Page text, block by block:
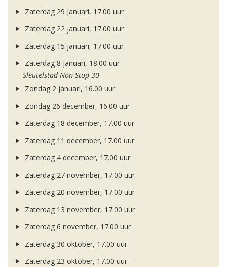
Zaterdag 29 januari, 17.00 uur
Zaterdag 22 januari, 17.00 uur
Zaterdag 15 januari, 17.00 uur
Zaterdag 8 januari, 18.00 uur
Sleutelstad Non-Stop 30
Zondag 2 januari, 16.00 uur
Zondag 26 december, 16.00 uur
Zaterdag 18 december, 17.00 uur
Zaterdag 11 december, 17.00 uur
Zaterdag 4 december, 17.00 uur
Zaterdag 27 november, 17.00 uur
Zaterdag 20 november, 17.00 uur
Zaterdag 13 november, 17.00 uur
Zaterdag 6 november, 17.00 uur
Zaterdag 30 oktober, 17.00 uur
Zaterdag 23 oktober, 17.00 uur